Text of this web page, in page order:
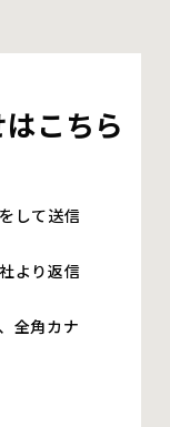
こちら
して送信
より返信
全角カナ